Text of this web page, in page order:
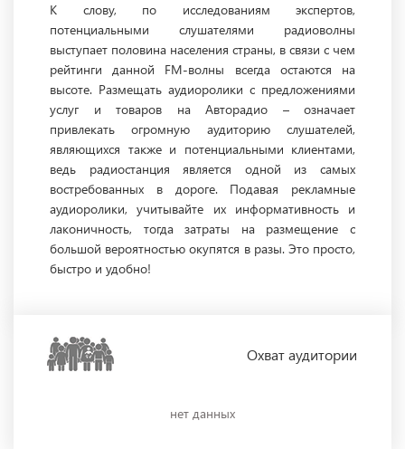
К слову, по исследованиям экспертов,
потенциальными слушателями радиоволны
выступает половина населения страны, в связи с чем
рейтинги данной FM-волны всегда остаются на
высоте. Размещать аудиоролики с предложениями
услуг и товаров на Авторадио – означает
привлекать огромную аудиторию слушателей,
являющихся также и потенциальными клиентами,
ведь радиостанция является одной из самых
востребованных в дороге. Подавая рекламные
аудиоролики, учитывайте их информативность и
лаконичность, тогда затраты на размещение с
большой вероятностью окупятся в разы. Это просто,
быстро и удобно!
Охватаудитории
нет данных